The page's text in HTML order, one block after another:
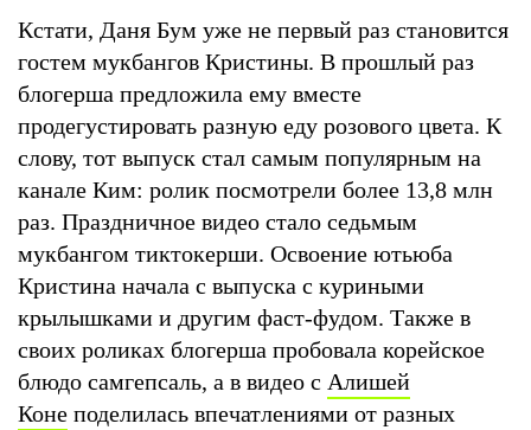
Кстати, Даня Бум уже не первый раз становится
гостем мукбангов Кристины. В прошлый раз
блогерша предложила ему вместе
продегустировать разную еду розового цвета. К
слову, тот выпуск стал самым популярным на
канале Ким: ролик посмотрели более 13,8 млн
раз. Праздничное видео стало седьмым
мукбангом тиктокерши. Освоение ютьюба
Кристина начала с выпуска с куриными
крылышками и другим фаст-фудом. Также в
своих роликах блогерша пробовала корейское
блюдо самгепсаль, а в видео с Алишей
Коне поделилась впечатлениями от разных